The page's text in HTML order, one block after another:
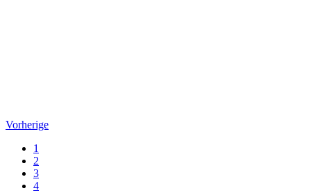
Vorherige
1
2
3
4